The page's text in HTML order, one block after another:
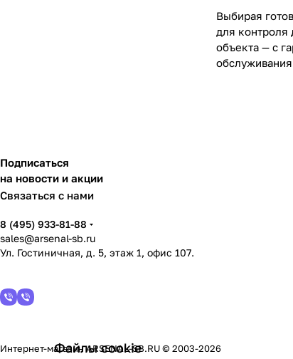
Выбирая
для контроля
объекта — с
Подписаться
на новости и акции
Связаться с нами
8 (495) 933-81-88
sales@arsenal-sb.ru
Ул. Гостиничная, д. 5, этаж 1, офис 107.
Интернет-магазин ARSENAL-SB.RU © 2003-2026
Файлы cookie